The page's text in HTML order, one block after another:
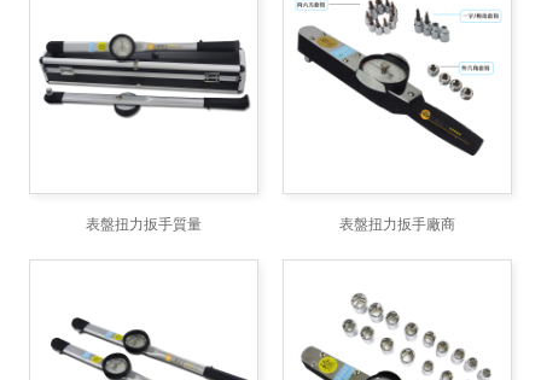
表盤扭力扳手質量 表盤扭力扳手廠商